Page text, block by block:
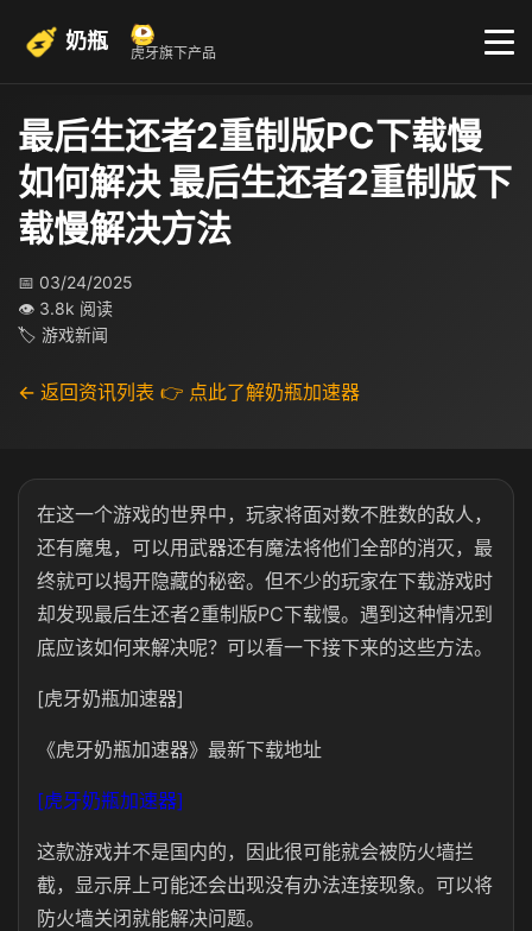
奶瓶 虎牙旗下产品
最后生还者2重制版PC下载慢
如何解决 最后生还者2重制版下
载慢解决方法
📅 03/24/2025
👁 3.8k 阅读
🏷 游戏新闻
← 返回资讯列表 👉 点此了解奶瓶加速器
在这一个游戏的世界中，玩家将面对数不胜数的敌人，
还有魔鬼，可以用武器还有魔法将他们全部的消灭，最
终就可以揭开隐藏的秘密。但不少的玩家在下载游戏时
却发现最后生还者2重制版PC下载慢。遇到这种情况到
底应该如何来解决呢？可以看一下接下来的这些方法。
[虎牙奶瓶加速器]
《虎牙奶瓶加速器》最新下载地址
[虎牙奶瓶加速器]
这款游戏并不是国内的，因此很可能就会被防火墙拦
截，显示屏上可能还会出现没有办法连接现象。可以将
防火墙关闭就能解决问题。